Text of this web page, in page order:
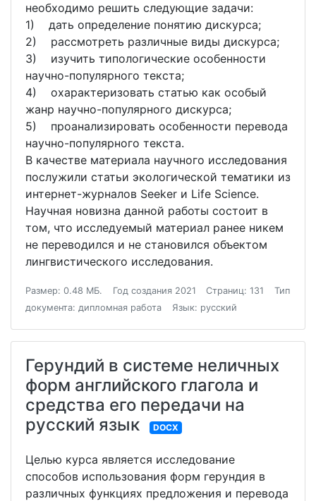
необходимо решить следующие задачи:
1) дать определение понятию дискурса;
2) рассмотреть различные виды дискурса;
3) изучить типологические особенности
научно-популярного текста;
4) охарактеризовать статью как особый
жанр научно-популярного дискурса;
5) проанализировать особенности перевода
научно-популярного текста.
В качестве материала научного исследования
послужили статьи экологической тематики из
интернет-журналов Seeker и Life Science.
Научная новизна данной работы состоит в
том, что исследуемый материал ранее никем
не переводился и не становился объектом
лингвистического исследования.
Размер: 0.48 МБ. Год создания 2021 Страниц: 131
Тип
документа: дипломная работа
Язык: русский
Герундий в системе неличных
форм английского глагола и
средства его передачи на
русский язык
DOCX
Целью курса является исследование
способов использования форм герундия в
различных функциях предложения и перевода